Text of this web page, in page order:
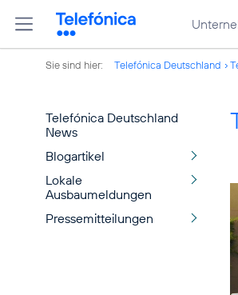
Sie sind hier: Telefónica Deutschland
Telefónica Deutschland
News
Blogartikel
Lokale
Ausbaumeldungen
Pressemitteilungen